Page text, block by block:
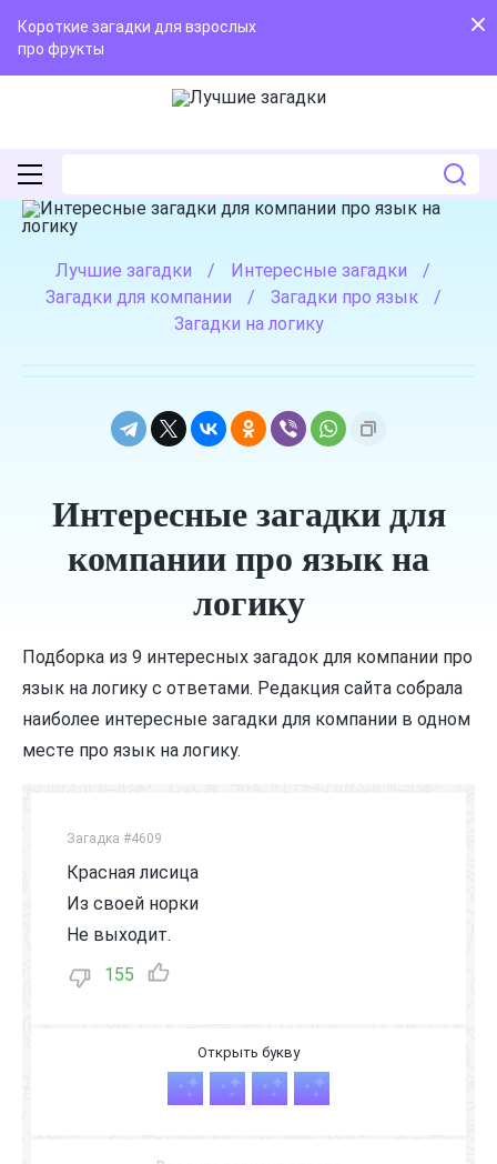
Короткие загадки для взрослых
про фрукты
Лучшие загадки / Интересные загадки
/
Загадки для компании
/ Загадки про язык
/
Загадки на логику
Интересные загадки для
компании про язык на
логику
Подборка из 9 интересных загадок для компании про
язык на логику с ответами. Редакция сайта собрала
наиболее интересные загадки для компании в одном
месте про язык на логику.
Загадка #4609
Красная лисица
Из своей норки
Не выходит.
155
Я З Ы К